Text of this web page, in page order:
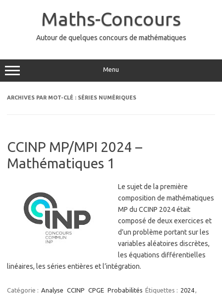
Maths-Concours
Autour de quelques concours de mathématiques
Menu
ARCHIVES PAR MOT-CLÉ : SÉRIES NUMÉRIQUES
CCINP MP/MPI 2024 –
Mathématiques 1
Le sujet de la première
composition de mathématiques
MP du CCINP 2024 était
composé de deux exercices et
d’un problème portant sur les
variables aléatoires discrètes,
les équations différentielles
linéaires, les séries entières et l’intégration.
Catégorie : Analyse CCINP CPGE Probabilités Étiquettes : 2024,